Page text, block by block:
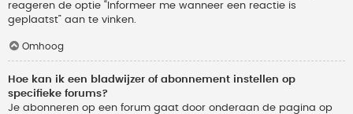
reageren de optie “Informeer me wanneer een reactie is
geplaatst” aan te vinken.
Omhoog
Hoe kan ik een bladwijzer of abonnement instellen op
specifieke forums?
Je abonneren op een forum gaat door onderaan de pagina op